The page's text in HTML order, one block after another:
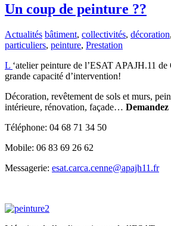
Un coup de peinture ??
Actualités bâtiment, collectivités, décoration,
particuliers, peinture, Prestation
L ‘atelier peinture de l’ESAT APAJH.11 de
grande capacité d’intervention!
Décoration, revêtement de sols et murs,
intérieure, rénovation, façade…
Téléphone: 04 68 71 34 50
Mobile: 06 83 69 26 62
Messagerie: esat.carca.cenne@apajh11.fr